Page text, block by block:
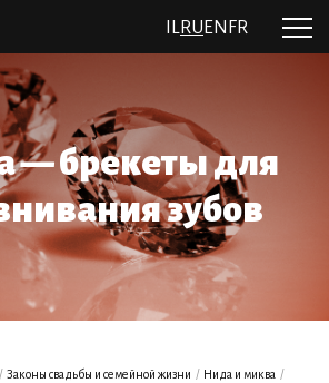
RU EN FR
— брекеты для
зубов
/ Законы свадьбы и семейной жизни / Нида и миква /